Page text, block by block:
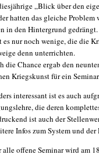
„Blick über den
hatten das gleiche
in den Hintergrund gedrängt.
es nur noch wenige, die die
denn unterrichten.
die Chance ergab den
Kriegskunst für ein
interessant ist es auch
die deren
ist auch der
Infos zum System und
alle offene Seminar wird am